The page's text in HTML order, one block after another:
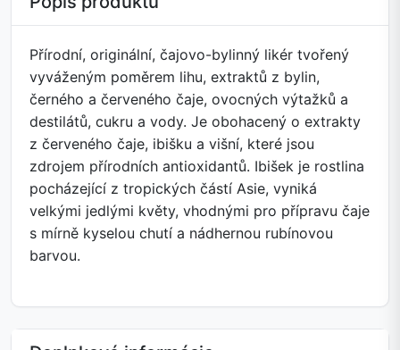
Přírodní, originální, čajovo-bylinný likér tvořený
vyváženým poměrem lihu, extraktů z bylin,
černého a červeného čaje, ovocných výtažků a
destilátů, cukru a vody. Je obohacený o extrakty
z červeného čaje, ibišku a višní, které jsou
zdrojem přírodních antioxidantů. Ibišek je rostlina
pocházející z tropických částí Asie, vyniká
velkými jedlými květy, vhodnými pro přípravu čaje
s mírně kyselou chutí a nádhernou rubínovou
barvou.